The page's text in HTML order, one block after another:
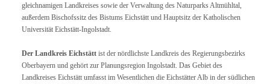
gleichnamigen Landkreises sowie der Verwaltung des Naturparks Altmühltal,
außerdem Bischofssitz des Bistums Eichstätt und Hauptsitz der Katholischen
Universität Eichstätt-Ingolstadt.
Der Landkreis Eichstätt ist der nördlichste Landkreis des Regierungsbezirks
Oberbayern und gehört zur Planungsregion Ingolstadt. Das Gebiet des
Landkreises Eichstätt umfasst im Wesentlichen die Eichstätter Alb in der südlichen